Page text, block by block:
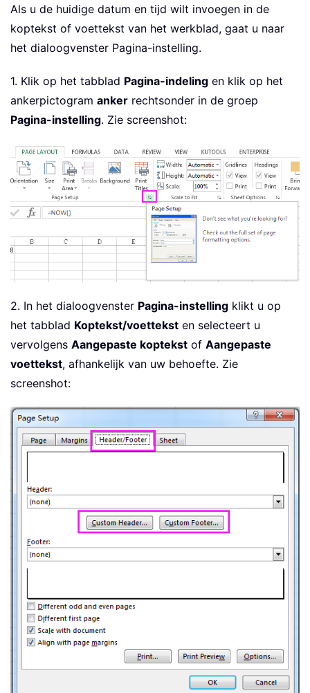
Als u de huidige datum en tijd wilt invoegen in de
koptekst of voettekst van het werkblad, gaat u naar
het dialoogvenster Pagina-instelling.
1. Klik op het tabblad Pagina-indeling en klik op het
ankerpictogram anker rechtsonder in de groep
Pagina-instelling. Zie screenshot:
2. In het dialoogvenster Pagina-instelling klikt u op
het tabblad Koptekst/voettekst en selecteert u
vervolgens Aangepaste koptekst of Aangepaste
voettekst, afhankelijk van uw behoefte. Zie
screenshot: